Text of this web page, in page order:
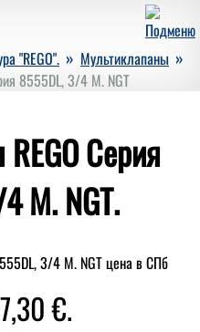
"REGO". » Мультиклапаны »
8555DL, 3/4 M. NGT
Серия
M. NGT.
€.